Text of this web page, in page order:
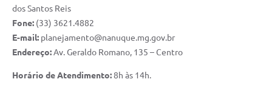
dos Santos Reis
Fone: (33) 3621.4882
E-mail: planejamento@nanuque.mg.gov.br
Endereço:Av. Geraldo Romano, 135 – Centro
Horário de Atendimento:8h às 14h.